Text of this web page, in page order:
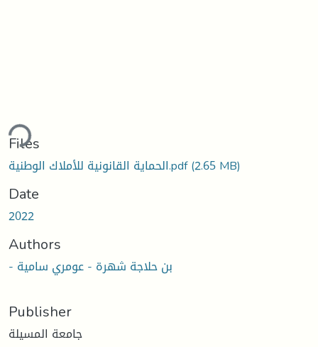
Files
الحماية القانونية للأملاك الوطنية.pdf(2.65 MB)
Date
2022
Authors
- بن حلاجة شهرة - عومري سامية
Publisher
جامعة المسيلة